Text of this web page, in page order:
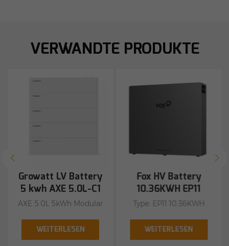
VERWANDTE PRODUKTE
Growatt LV Battery
5 kwh AXE 5.0L-C1
AXE 5.0L 5kWh Modular
options, 5 kWh to 50
kWh Excellent safety of
WEITERLESEN
Fox HV Battery
10.36KWH EP11
Type: EP11 10.36KWH
with us
WEITERLESEN